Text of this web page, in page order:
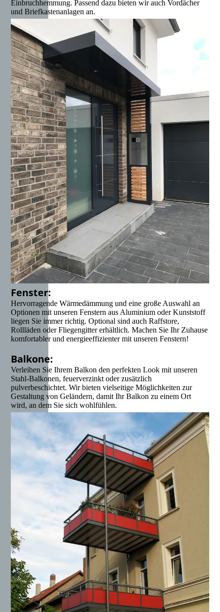
Einbruchhemmung. Passend dazu bieten wir auch Vordächer
und Briefkastenanlagen an.
Fenster:
Hervorragende Wärmedämmung und eine große Auswahl an
Optionen mit unseren Fenstern aus Aluminium oder Kunststoff
liegen Sie immer richtig. Optional sind auch Raffstore,
Rollläden oder Fliegengitter erhältlich. Machen Sie Ihr Zuhause
komfortabler und energieeffizienter mit unseren Fenstern!
Balkone:
Verleihen Sie Ihrem Balkon den perfekten Look mit unseren
Stahl-Balkonen, feuerverzinkt oder zusätzlich
pulverbeschichtet. Wir bieten vielseitige Möglichkeiten zur
Gestaltung von Geländern, damit Ihr Balkon zu einem Ort
wird, an dem Sie sich wohlfühlen.